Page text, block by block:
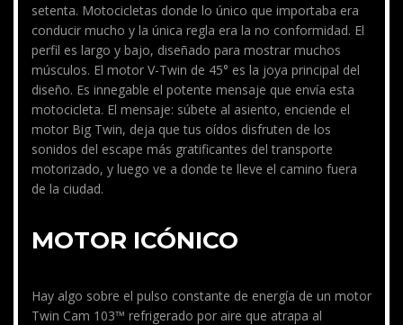
setenta. Motocicletas donde lo único que importaba era
conducir mucho y la única regla era la no conformidad. El
perfil es largo y bajo, diseñado para mostrar muchos
músculos. El motor V-Twin de 45° es la joya principal del
diseño. Es innegable el potente mensaje que envía esta
motocicleta. El mensaje: súbete al asiento, enciende el
motor Big Twin, deja que tus oídos disfruten de los
sonidos del escape más gratificantes del transporte
motorizado, y luego ve a donde te lleve el camino fuera
de la ciudad.
MOTOR ICÓNICO
Hay algo sobre el pulso constante de energía de un motor
Twin Cam 103™ refrigerado por aire que atrapa al